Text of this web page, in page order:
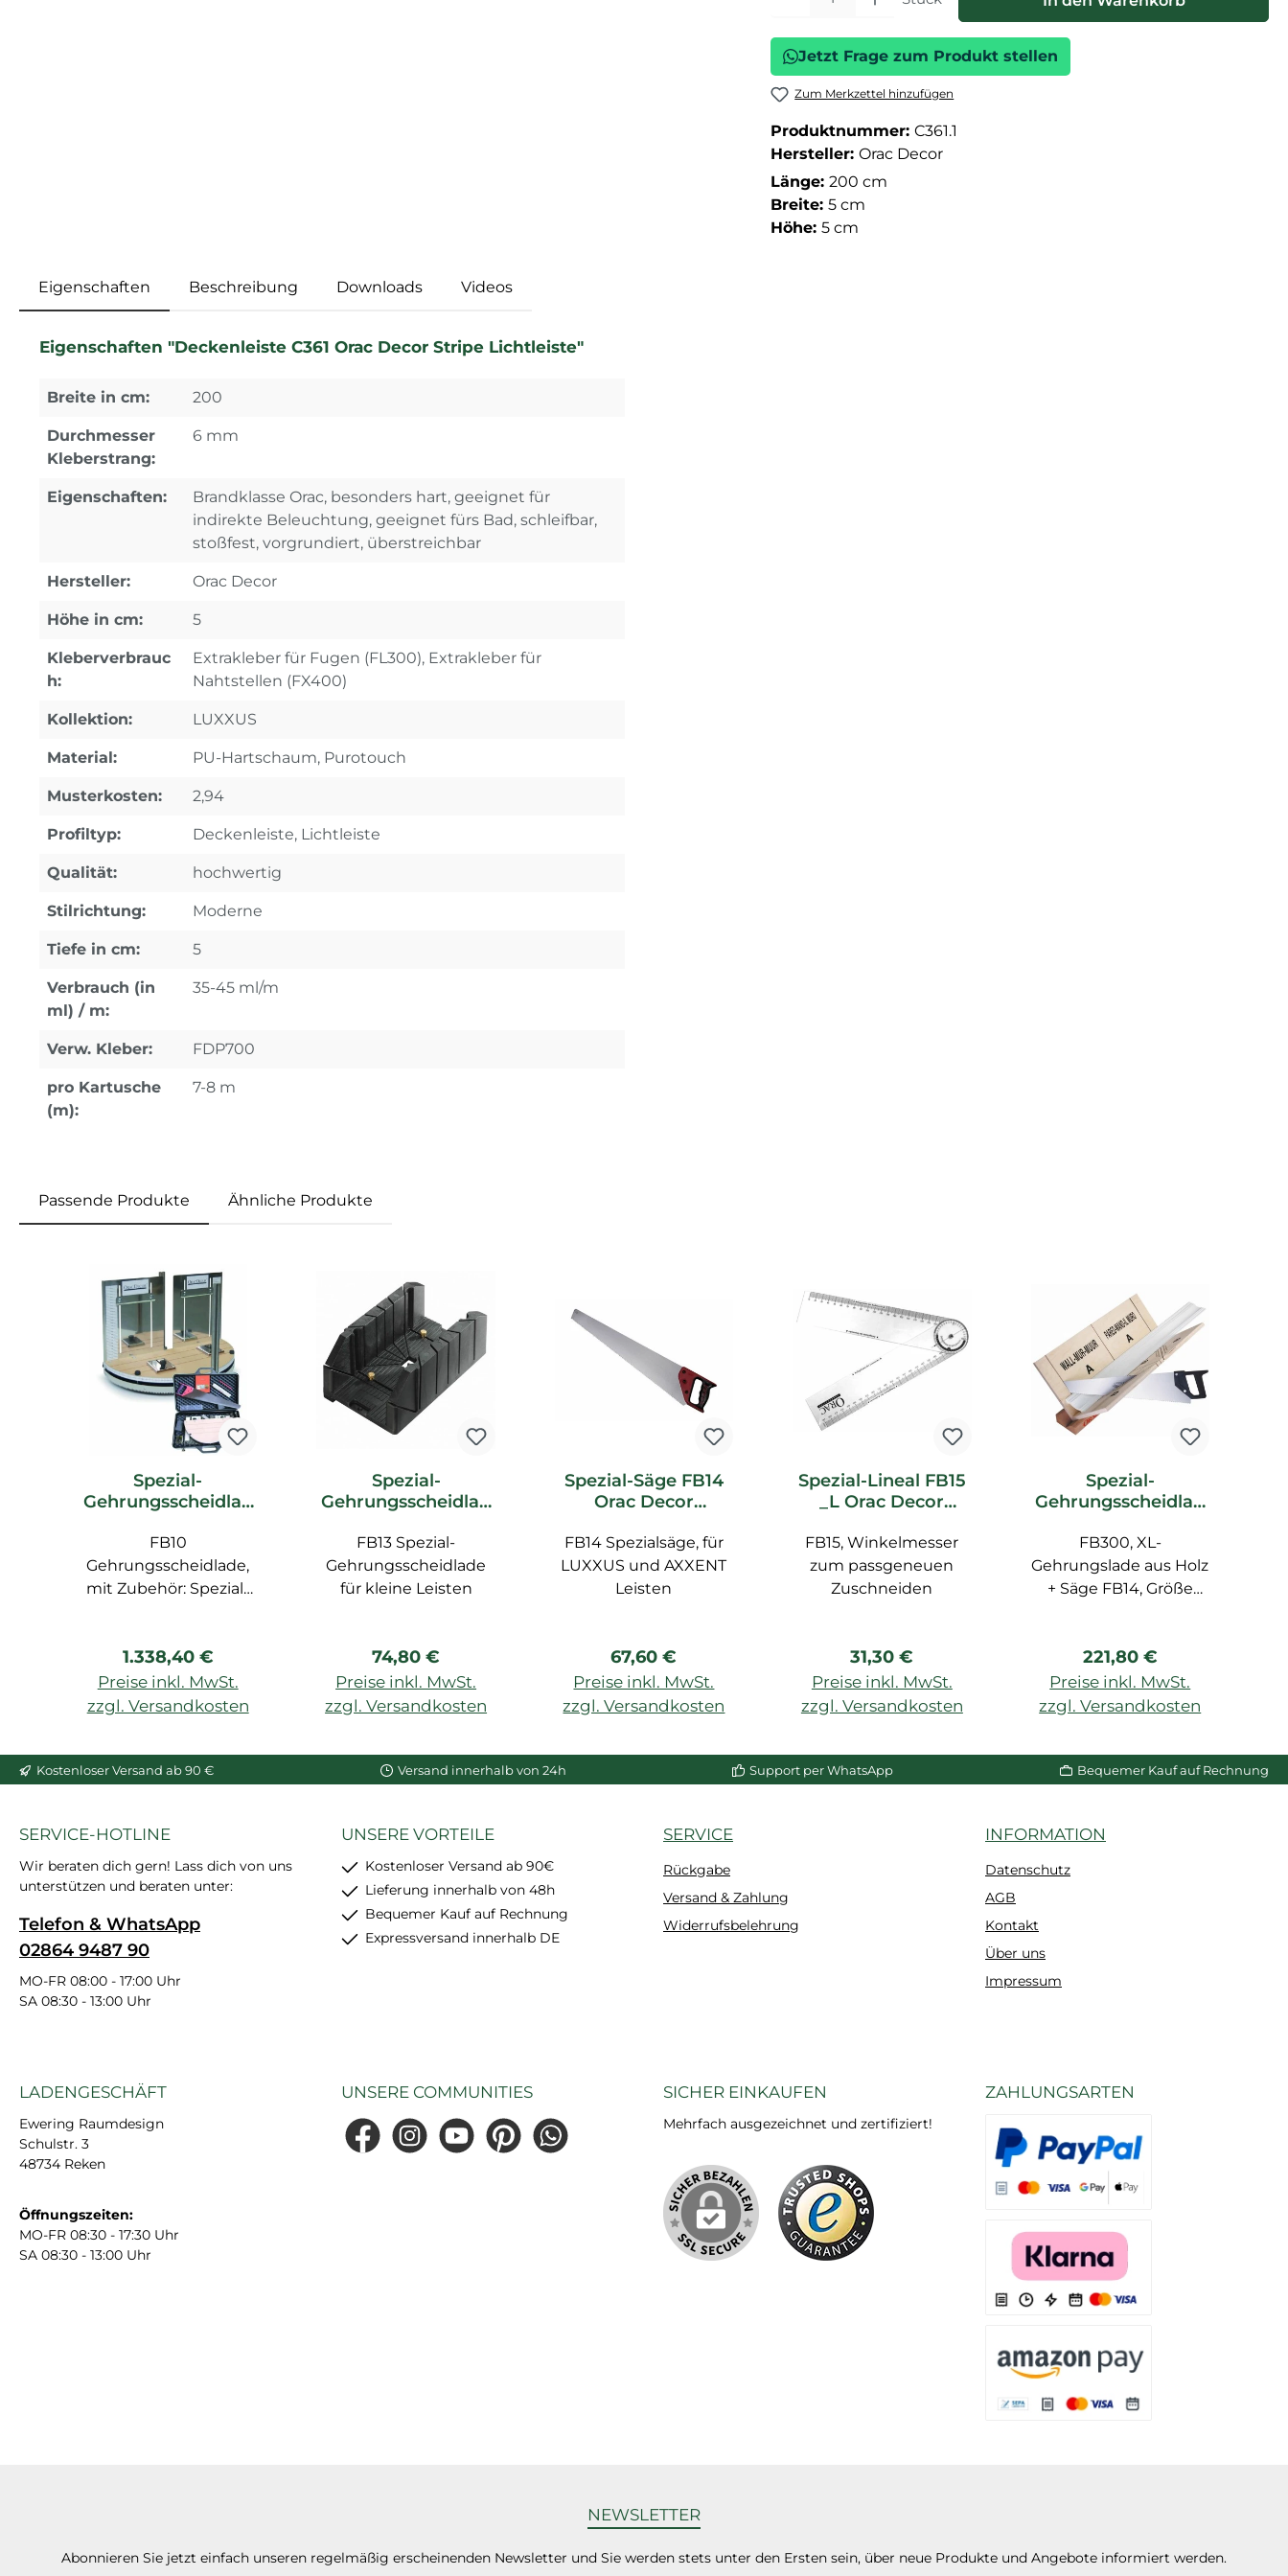
Jetzt Frage zum Produkt stellen
Zum Merkzettel hinzufügen
Produktnummer: C361.1
Hersteller: Orac Decor
Länge: 200 cm
Breite: 5 cm
Höhe: 5 cm
Eigenschaften Beschreibung Downloads Videos
Eigenschaften "Deckenleiste C361 Orac Decor Stripe Lichtleiste"
Breite in cm: 200
Durchmesser
Kleberstrang:
6 mm
Eigenschaften:
Brandklasse Orac, besonders hart, geeignet für
indirekte Beleuchtung, geeignet fürs Bad, schleifbar,
stoßfest, vorgrundiert, überstreichbar
Hersteller: Orac Decor
Höhe in cm: 5
Kleberverbrauc
h:
Extrakleber für Fugen (FL300), Extrakleber für
Nahtstellen (FX400)
Kollektion: LUXXUS
Material: PU-Hartschaum, Purotouch
Musterkosten: 2,94
Profiltyp: Deckenleiste, Lichtleiste
Qualität: hochwertig
Stilrichtung: Moderne
Tiefe in cm: 5
Verbrauch (in
ml) / m:
35-45 ml/m
Verw. Kleber: FDP700
pro Kartusche
(m):
7-8 m
Passende Produkte Ähnliche Produkte
Spezial-
Gehrungsscheidlad
Zubehör
FB10
Gehrungsscheidlade,
mit Zubehör: Spezial-
FB15
Regulärer Preis:
1.338,40 €
Preise inkl. MwSt.
zzgl. Versandkosten
Spezial-
Gehrungsscheidlad
Zubehör
FB13 Spezial-
Gehrungsscheidlade
für kleine Leisten
Regulärer Preis:
74,80 €
Preise inkl. MwSt.
zzgl. Versandkosten
Spezial-Säge FB14
Orac Decor
FB14 Spezialsäge, für
LUXXUS und AXXENT
Leisten
Regulärer Preis:
67,60 €
Preise inkl. MwSt.
zzgl. Versandkosten
Spezial-Lineal FB15
_L Orac Decor
FB15, Winkelmesser
zum passgeneuen
Zuschneiden
Regulärer Preis:
31,30 €
Preise inkl. MwSt.
zzgl. Versandkosten
Spezial-
Gehrungsscheidlad
Zubehör
FB300, XL-
Gehrungslade aus Holz
+ Säge FB14, Größe
Regulärer Preis:
221,80 €
Preise inkl. MwSt.
zzgl. Versandkosten
Kostenloser Versand ab 90 € Versand innerhalb von 24h Support per WhatsApp Bequemer Kauf auf Rechnung
SERVICE-HOTLINE
Wir beraten dich gern! Lass dich von uns
unterstützen und beraten unter:
Telefon & WhatsApp
02864 9487 90
MO-FR 08:00 - 17:00 Uhr
SA 08:30 - 13:00 Uhr
UNSERE VORTEILE
Kostenloser Versand ab 90€
Lieferung innerhalb von 48h
Bequemer Kauf auf Rechnung
Expressversand innerhalb DE
SERVICE
Rückgabe
Versand & Zahlung
Widerrufsbelehrung
INFORMATION
Datenschutz
AGB
Kontakt
Über uns
Impressum
LADENGESCHÄFT
Ewering Raumdesign
Schulstr. 3
48734 Reken
Öffnungszeiten:
MO-FR 08:30 - 17:30 Uhr
SA 08:30 - 13:00 Uhr
UNSERE COMMUNITIES
FacebookInstagramYouTubePinterestWhatsApp
SICHER EINKAUFEN
Mehrfach ausgezeichnet und zertifiziert!
ZAHLUNGSARTEN
NEWSLETTER
Abonnieren Sie jetzt einfach unseren regelmäßig erscheinenden Newsletter und Sie werden stets unter den Ersten sein, über neue Produkte und Angebote informiert werden.